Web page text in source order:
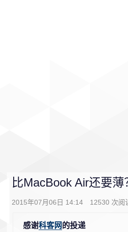
比MacBook Air还要
2015年07月06日 14:14 12530 次阅
感谢科客网的投递